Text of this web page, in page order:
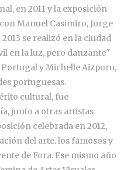
en 2011 y la exposición
Manuel Casimiro, Jorge
se realizó en la ciudad
en la luz, pero danzante"
Portugal y Michelle Aizpuru,
portuguesas.
cultural, fue
junto a otras artistas
celebrada en 2012,
del arte. los famosos y
de Fora. Ese mismo año